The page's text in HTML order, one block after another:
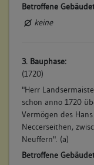
Betroffene
keine
3. Bauphase:
(1720)
"Herr
schon anno 1720
Vermögen des
Neccerseithen,
Neuffern". (a)
Betroffene